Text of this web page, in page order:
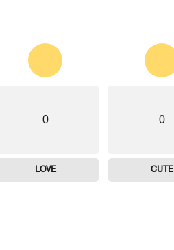
0
CUTE
0
LOVE